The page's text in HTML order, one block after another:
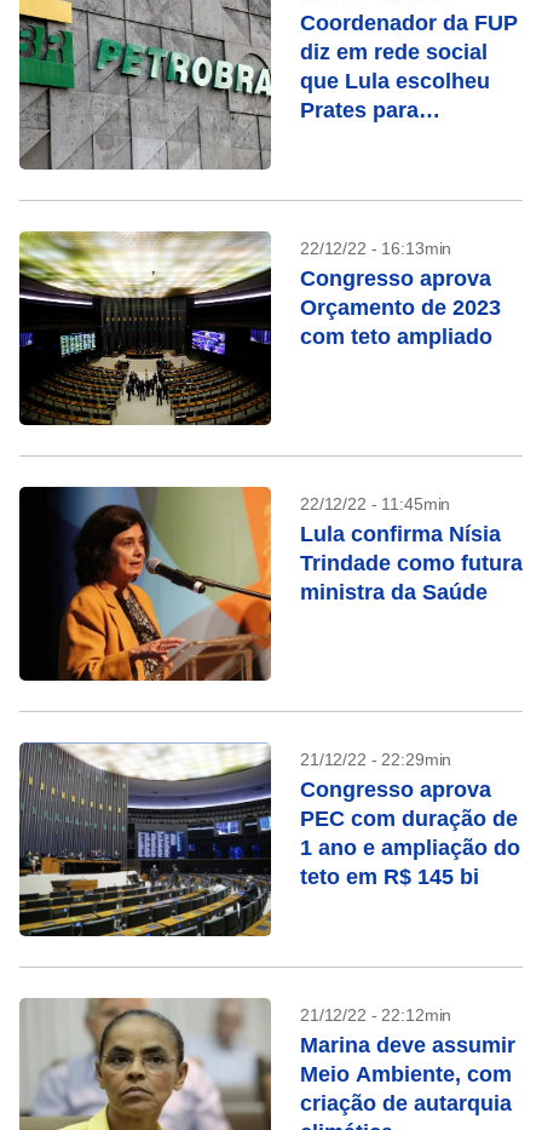
Coordenador da FUP
diz em rede social
que Lula escolheu
Prates para
22/12/22 - 16:13min
Congresso aprova
Orçamento de 2023
com teto ampliado
22/12/22 - 11:45min
Lula confirma Nísia
Trindade como futura
ministra da Saúde
21/12/22 - 22:29min
Congresso aprova
PEC com duração de
1 ano e ampliação do
teto em R$ 145 bi
21/12/22 - 22:12min
Marina deve assumir
Meio Ambiente, com
criação de autarquia